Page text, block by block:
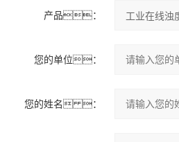
产品：
您的单位：
您的姓名 ：